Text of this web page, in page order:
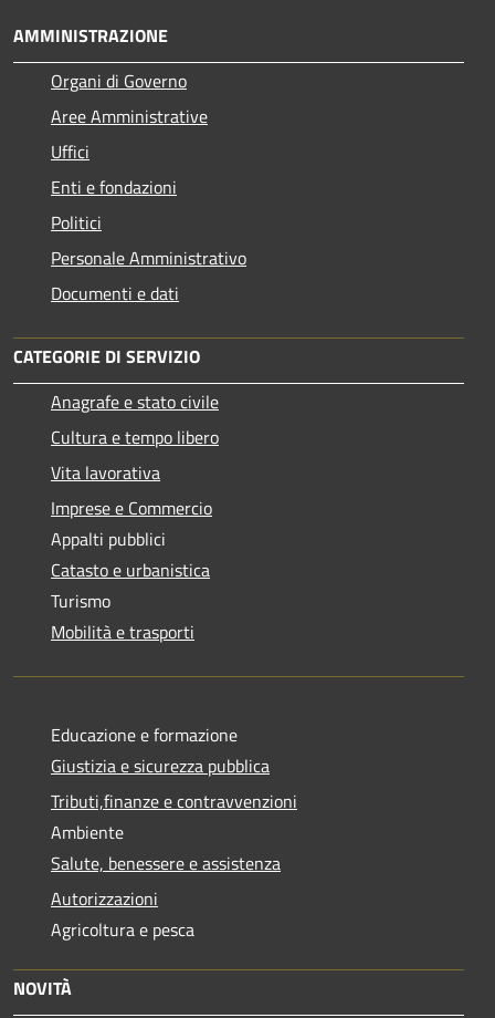
AMMINISTRAZIONE
Organi di Governo
Aree Amministrative
Uffici
Enti e fondazioni
Politici
Personale Amministrativo
Documenti e dati
CATEGORIE DI SERVIZIO
Anagrafe e stato civile
Cultura e tempo libero
Vita lavorativa
Imprese e Commercio
Appalti pubblici
Catasto e urbanistica
Turismo
Mobilità e trasporti
Educazione e formazione
Giustizia e sicurezza pubblica
Tributi,finanze e contravvenzioni
Ambiente
Salute, benessere e assistenza
Autorizzazioni
Agricoltura e pesca
NOVITÀ